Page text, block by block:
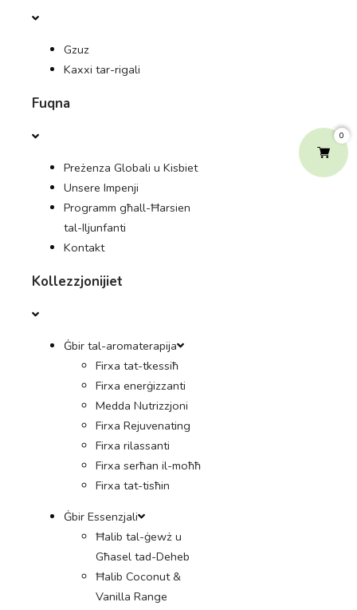
0
Gzuz
Kaxxi tar-rigali
Fuqna
Preżenza Globali u Kisbiet
Unsere Impenji
Programm għall-Ħarsien
tal-Iljunfanti
Kontakt
Kollezzjonijiet
Ġbir tal-aromaterapija
Firxa tat-tkessiħ
Firxa enerġizzanti
Medda Nutrizzjoni
Firxa Rejuvenating
Firxa rilassanti
Firxa serħan il-moħħ
Firxa tat-tisħin
Ġbir Essenzjali
Ħalib tal-ġewż u
Għasel tad-Deheb
Ħalib Coconut &
Vanilla Range